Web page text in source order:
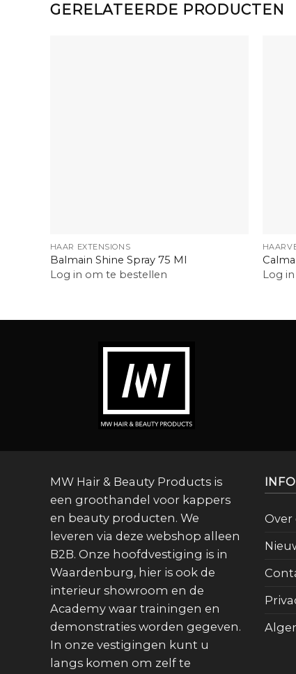
GERELATEERDE PRODUCTEN
HAAR EXTENSIONS
Balmain Shine Spray 75 Ml
Log in om te bestellen
Log
MW Hair & Beauty Products is
een groothandel voor kappers
en beauty producten. We
leveren via deze webshop alleen
B2B. Onze hoofdvestiging is in
Waardenburg, hier is ook de
interieur showroom en de
Academy waar trainingen en
demonstraties worden gegeven.
In onze vestigingen kunt u
langs komen om zelf te
Over